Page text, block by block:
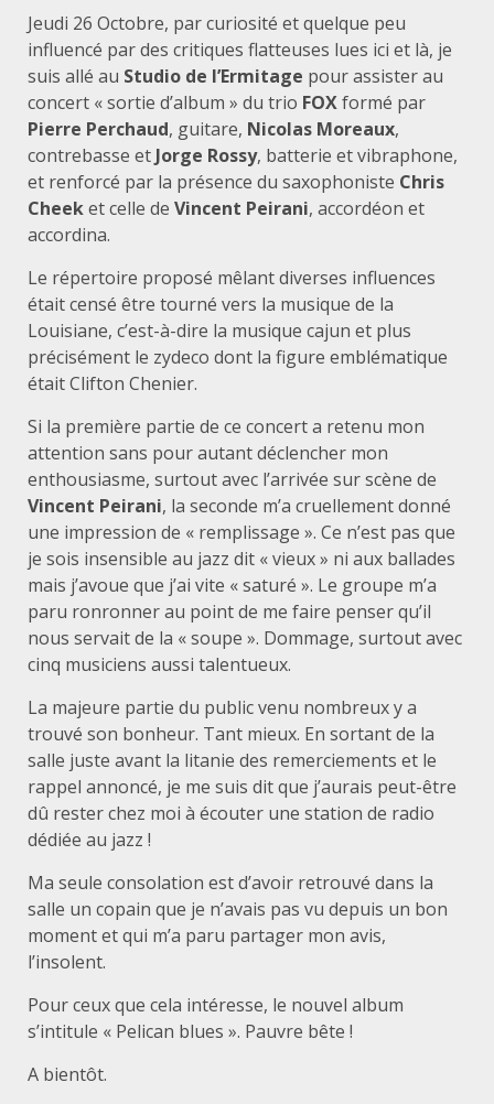
Jeudi 26 Octobre, par curiosité et quelque peu
influencé par des critiques flatteuses lues ici et là, je
suis allé au Studio de l’Ermitage pour assister au
concert « sortie d’album » du trio FOXformé par
Pierre Perchaud, guitare, Nicolas Moreaux,
contrebasse et Jorge Rossy, batterie et vibraphone,
et renforcé par la présence du saxophoniste Chris
Cheeket celle de Vincent Peirani, accordéon et
accordina.
Le répertoire proposé mêlant diverses influences
était censé être tourné vers la musique de la
Louisiane, c’est-à-dire la musique cajun et plus
précisément le zydeco dont la figure emblématique
était Clifton Chenier.
Si la première partie de ce concert a retenu mon
attention sans pour autant déclencher mon
enthousiasme, surtout avec l’arrivée sur scène de
Vincent Peirani, la seconde m’a cruellement donné
une impression de « remplissage ». Ce n’est pas que
je sois insensible au jazz dit « vieux » ni aux ballades
mais j’avoue que j’ai vite « saturé ». Le groupe m’a
paru ronronner au point de me faire penser qu’il
nous servait de la « soupe ». Dommage, surtout avec
cinq musiciens aussi talentueux.
La majeure partie du public venu nombreux y a
trouvé son bonheur. Tant mieux. En sortant de la
salle juste avant la litanie des remerciements et le
rappel annoncé, je me suis dit que j’aurais peut-être
dû rester chez moi à écouter une station de radio
dédiée au jazz !
Ma seule consolation est d’avoir retrouvé dans la
salle un copain que je n’avais pas vu depuis un bon
moment et qui m’a paru partager mon avis,
l’insolent.
Pour ceux que cela intéresse, le nouvel album
s’intitule « Pelican blues ». Pauvre bête !
A bientôt.